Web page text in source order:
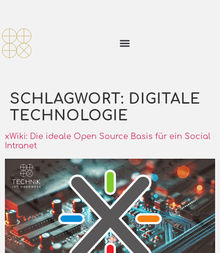
SCHLAGWORT: DIGITALE
TECHNOLOGIE
xWiki: Die ideale Open Source Basis für ein Social
Intranet